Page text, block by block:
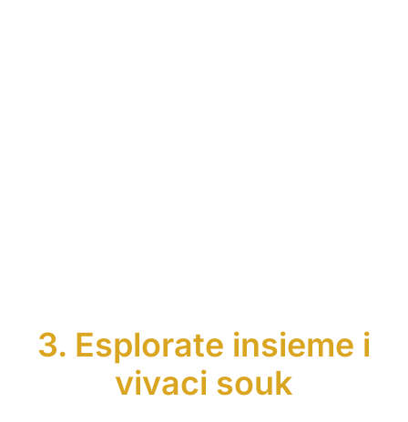
3. Esplorate insieme i
vivaci souk